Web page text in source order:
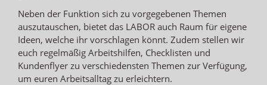
Neben der Funktion sich zu vorgegebenen Themen
auszutauschen, bietet das LABOR auch Raum für eigene
Ideen, welche ihr vorschlagen könnt. Zudem stellen wir
euch regelmäßig Arbeitshilfen, Checklisten und
Kundenflyer zu verschiedensten Themen zur Verfügung,
um euren Arbeitsalltag zu erleichtern.